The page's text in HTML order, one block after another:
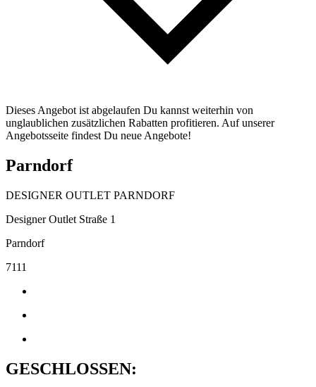
Dieses Angebot ist abgelaufen Du kannst weiterhin von
unglaublichen zusätzlichen Rabatten profitieren. Auf unserer
Angebotsseite findest Du neue Angebote!
Parndorf
DESIGNER OUTLET PARNDORF
Designer Outlet Straße 1
Parndorf
7111
GESCHLOSSEN: